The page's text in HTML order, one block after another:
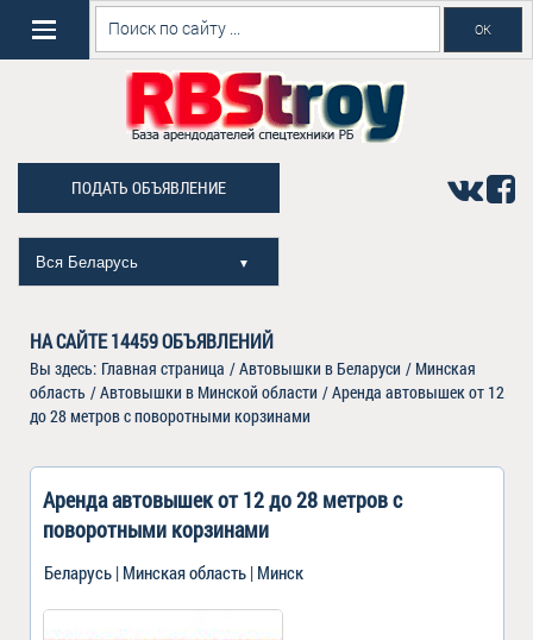
ПОДАТЬ ОБЪЯВЛЕНИЕ
Вся Беларусь ▼
НА САЙТЕ14459ОБЪЯВЛЕНИЙ
Вы здесь: Главная страница /Автовышки в Беларуси / Минская
область /Автовышки в Минской области /Аренда автовышек от 12
до 28 метров с поворотными корзинами
Аренда автовышек от 12 до 28 метров с
поворотными корзинами
Беларусь | Минская область | Минск